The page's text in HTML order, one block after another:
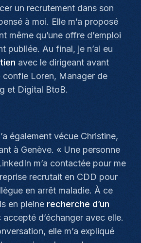
un recrutement dans son
à moi. Elle m’a proposé
même qu’une offre d’emploi
publiée. Au final, je n’ai eu
avec le dirigeant avant
confie Loren, Manager de
et Digital BtoB.
également vécue Christine,
à Genève. « Une personne
m’a contactée pour me
recrutait en CDD pour
en arrêt maladie. À ce
en pleine recherche d’un
accepté d’échanger avec elle.
elle m’a expliqué